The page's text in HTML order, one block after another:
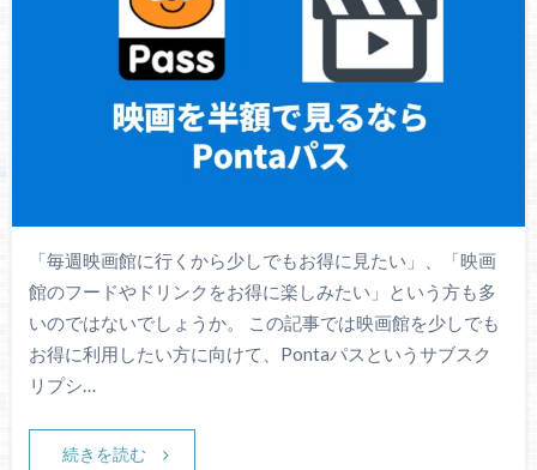
「毎週映画館に行くから少しでもお得に見たい」、「映画
館のフードやドリンクをお得に楽しみたい」という方も多
いのではないでしょうか。 この記事では映画館を少しでも
お得に利用したい方に向けて、Pontaパスというサブスク
リプシ…
続きを読む